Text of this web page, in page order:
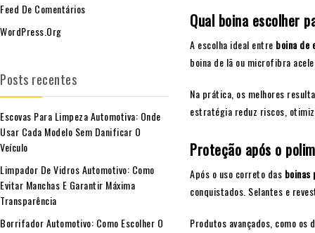
Qual boina escolher
A escolha ideal entre boina de
boina de lã ou microfibra
Na prática, os melhores
estratégia reduz riscos,
Proteção após o
Após o uso correto das boinas
conquistados. Selantes e
Produtos avançados, como
Feed De Comentários
WordPress.org
Posts recentes
Escovas Para Limpeza Automotiva: Onde
Usar Cada Modelo Sem Danificar O
Veículo
Limpador De Vidros Automotivo: Como
Evitar Manchas E Garantir Máxima
Transparência
Borrifador Automotivo: Como Escolher O